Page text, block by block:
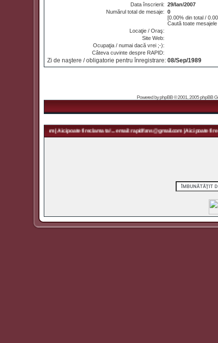
Data înscrierii: 29/Ian/2007
Numărul total de mesaje: 0
[0.00% din total /
Caută toate mesajele
Locaţie / Oraş:
Site Web:
Ocupaţia / numai dacă vrei ;-):
Câteva cuvinte despre RAPID:
Zi de naştere / obligatorie pentru înregistrare: 08/Sep/1989
Powered byphpBB© 2001, 2005 phpBB
| Aici poate fi reclama ta! ... email: rapidfans@gmail.com | Aici poate fi